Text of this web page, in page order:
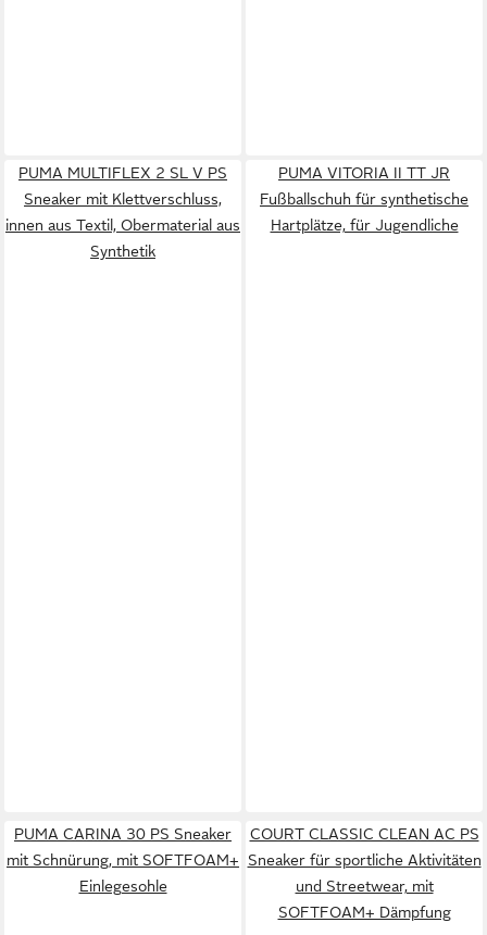
PUMA MULTIFLEX 2 SL V PS
Sneaker mit Klettverschluss,
innen aus Textil, Obermaterial aus
Synthetik
PUMA VITORIA II TT JR
Fußballschuh für synthetische
Hartplätze, für Jugendliche
PUMA CARINA 30 PS Sneaker
mit Schnürung, mit SOFTFOAM+
Einlegesohle
COURT CLASSIC CLEAN AC PS
Sneaker für sportliche Aktivitäten
und Streetwear, mit
SOFTFOAM+ Dämpfung